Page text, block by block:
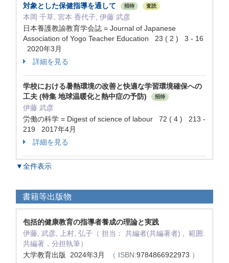
対象とした保健指導を通して
招待 査読
本岡 千草, 宮本 香代子, 伊藤 武彦
日本養護教諭教育学会誌 = Journal of Japanese
Association of Yogo Teacher Education 23 ( 2 ) 3 - 16
2020年3月
詳細を見る
学校における暑熱環境の改善と快適な学習環境確保への
工夫 (特集 地球温暖化と熱中症の予防)
招待
伊藤 武彦
労働の科学 = Digest of science of labour 72 ( 4 ) 213 -
219 2017年4月
詳細を見る
▼全件表示
書籍等出版物
包括的健康教育の指導者養成の理論と実践
伊藤, 武彦, 上村, 弘子（ 担当： 共編者(共編著者) , 範囲:
共編著，分担執筆）
大学教育出版 2024年3月
（ ISBN:9784866922973 ）